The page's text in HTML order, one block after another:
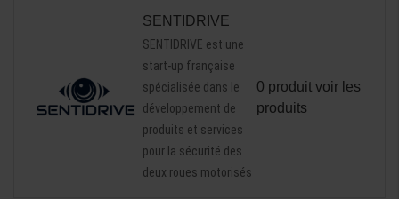
SENTIDRIVE
SENTIDRIVE est une
start-up française
spécialisée dans le
développement de
produits et services
pour la sécurité des
deux roues motorisés
0 produit voir les
produits